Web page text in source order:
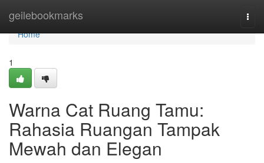
geilebookmarks
Home
Home
1
Warna Cat Ruang Tamu:
Rahasia Ruangan Tampak
Mewah dan Elegan